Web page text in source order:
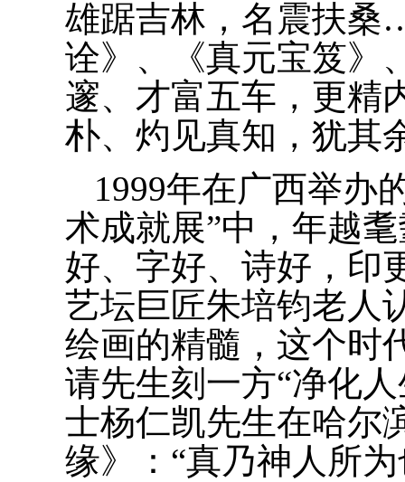
雄踞吉林，名震扶
诠》、《真元宝笈》
邃、才富五车，更精
朴、灼见真知，犹
1999年在广西举办
术成就展”中，年越
好、字好、诗好，印
艺坛巨匠朱培钧老人
绘画的精髓，这个时
请先生刻一方“净化
士杨仁凯先生在哈尔
缘》：“真乃神人所